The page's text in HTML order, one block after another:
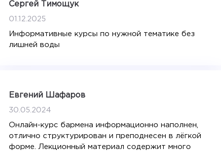
Сергей Тимощук
01.12.2025
Информативные курсы по нужной тематике без
лишней воды
Евгений Шафаров
30.05.2024
Онлайн-курс бармена информационно наполнен,
отлично структурирован и преподнесен в лёгкой
форме. Лекционный материал содержит много